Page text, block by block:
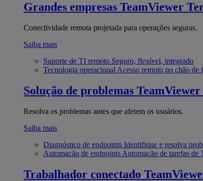
Grandes empresas TeamViewer
Conectividade remota projetada para operações seguras.
Saiba mais
Suporte de TI remoto Seguro, flexível, integrado
Tecnologia operacional Acesso remoto no chão de
Solução de problemas
Resolva os problemas antes que afetem os usuários.
Saiba mais
Diagnóstico de endpoints Identifique e resolva
Automação de endpoints Automação de tarefas de
Trabalhador conectado